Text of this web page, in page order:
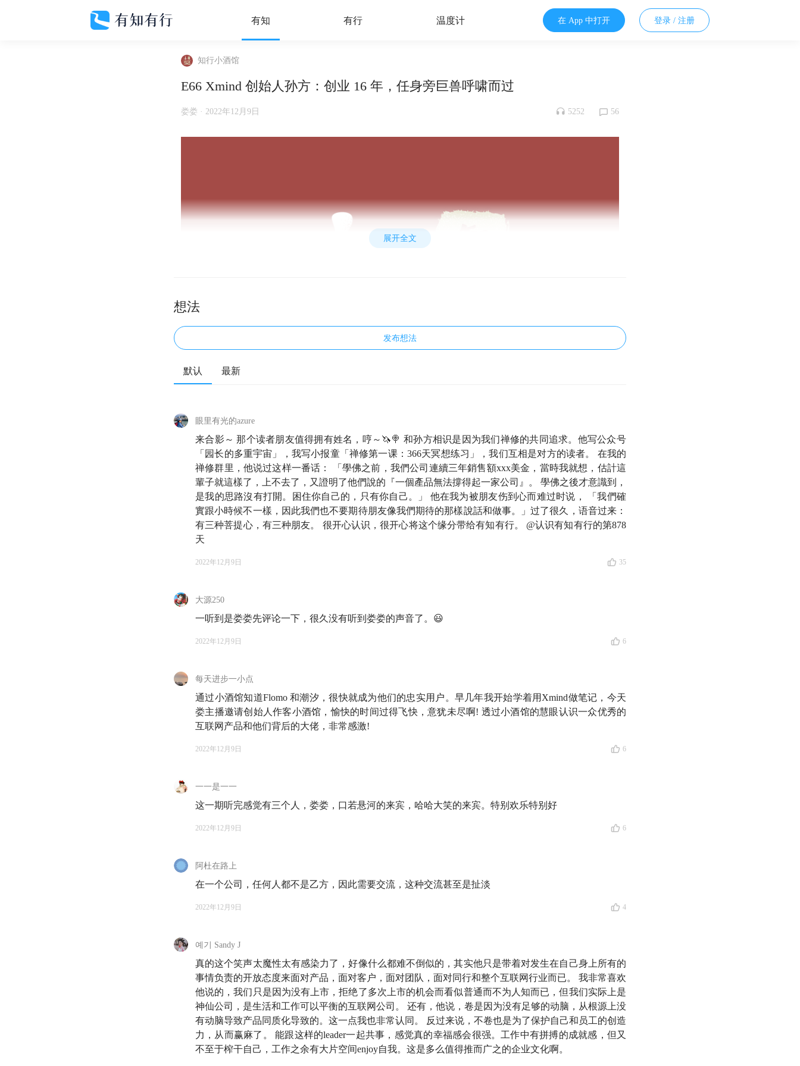
有知 有行 温度计 在 App 中打开 登录 / 注册
知行小酒馆
E66 Xmind 创始人孙方：创业 16 年，任身旁巨兽呼啸而过
娄娄 · 2022年12月9日 5252 56
欢迎来到知行小酒馆。这是一档由有知有行出品的播客节目。我们关注投资，更关注怎样更好地生活。
今天这一期播客，用一个持续了 16 年的非主流创业故事来给大家换换口味。而这一切都缘起于我司技术
组小伙伴在八月份写的
，他写到了自己很喜欢的一位互联网创业者——孙方。令人惊喜的是，在
孙方是思维导图软件 Xmind 的创始人。在人们还不愿意为软件付费的 2006 年，23 岁的孙方从大厂退出
来，开始了自己的创业历程。16 年过去，中国互联网行业像是踩上了风火轮一般，不断加速度地往前
冲，无数公司拔地而起，其中也有不少成长为了互联网「巨兽」。而身处这种环境中的孙方，不仅没有奋
力融资扩张或抓住时机上市，甚至，他没有再多做一款可以增加营收的产品。这样子的创业，实在是令人
感到有一些不合「常理」。
带着好奇，我邀请这位略显异类的创业者做客小酒馆，聊一聊他的「半卷半躺」。就像他自己说的那样，
07:09
10:10创业前的孙方想在大厂历练一下，结果没历练成......😅
21:35互联网浪潮袭来，巨头们拔地而起，孙方却 16 年来只做一款产品？
23:56「效率的评价标准，不止有快，还有愉快。」
29:52 「卷」是一个短期内无法解决的问题，空气中都有一种卷味👃
33:39「慢即是快」这句话还是在以「快」作为一个目标，我们没有去质疑这个目标本身
展开全文
想法
发布想法
默认 最新
眼里有光的azure
来合影～ 那个读者朋友值得拥有姓名，哼～🦄️🍭 和孙方相识是因为我们禅修的共同追求。他写公众号
「园长的多重宇宙」，我写小报童「禅修第一课：366天冥想练习」，我们互相是对方的读者。 在我的
禅修群里，他说过这样一番话： 「學佛之前，我們公司連續三年銷售額xxx美金，當時我就想，估計這
輩子就這樣了，上不去了，又證明了他們說的『一個產品無法撐得起一家公司』。 學佛之後才意識到，
是我的思路沒有打開。困住你自己的，只有你自己。」 他在我为被朋友伤到心而难过时说， 「我們確
實跟小時候不一樣，因此我們也不要期待朋友像我們期待的那樣說話和做事。」过了很久，语音过来：
有三种菩提心，有三种朋友。 很开心认识，很开心将这个缘分带给有知有行。 @认识有知有行的第878
天
2022年12月9日 35
大源250
一听到是娄娄先评论一下，很久没有听到娄娄的声音了。😃
2022年12月9日 6
每天进步一小点
通过小酒馆知道Flomo 和潮汐，很快就成为他们的忠实用户。早几年我开始学着用Xmind做笔记，今天
娄主播邀请创始人作客小酒馆，愉快的时间过得飞快，意犹未尽啊! 透过小酒馆的慧眼认识一众优秀的
互联网产品和他们背后的大佬，非常感激!
2022年12月9日 6
一一是一一
这一期听完感觉有三个人，娄娄，口若悬河的来宾，哈哈大笑的来宾。特别欢乐特别好
2022年12月9日 6
阿杜在路上
在一个公司，任何人都不是乙方，因此需要交流，这种交流甚至是扯淡
2022年12月9日 4
예기 Sandy J
真的这个笑声太魔性太有感染力了，好像什么都难不倒似的，其实他只是带着对发生在自己身上所有的
事情负责的开放态度来面对产品，面对客户，面对团队，面对同行和整个互联网行业而已。 我非常喜欢
他说的，我们只是因为没有上市，拒绝了多次上市的机会而看似普通而不为人知而已，但我们实际上是
神仙公司，是生活和工作可以平衡的互联网公司。 还有，他说，卷是因为没有足够的动脑，从根源上没
有动脑导致产品同质化导致的。这一点我也非常认同。 反过来说，不卷也是为了保护自己和员工的创造
力，从而赢麻了。 能跟这样的leader一起共事，感觉真的幸福感会很强。工作中有拼搏的成就感，但又
不至于榨干自己，工作之余有大片空间enjoy自我。这是多么值得推而广之的企业文化啊。